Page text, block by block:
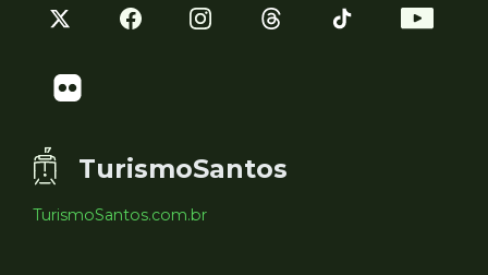
TurismoSantos
TurismoSantos.com.br